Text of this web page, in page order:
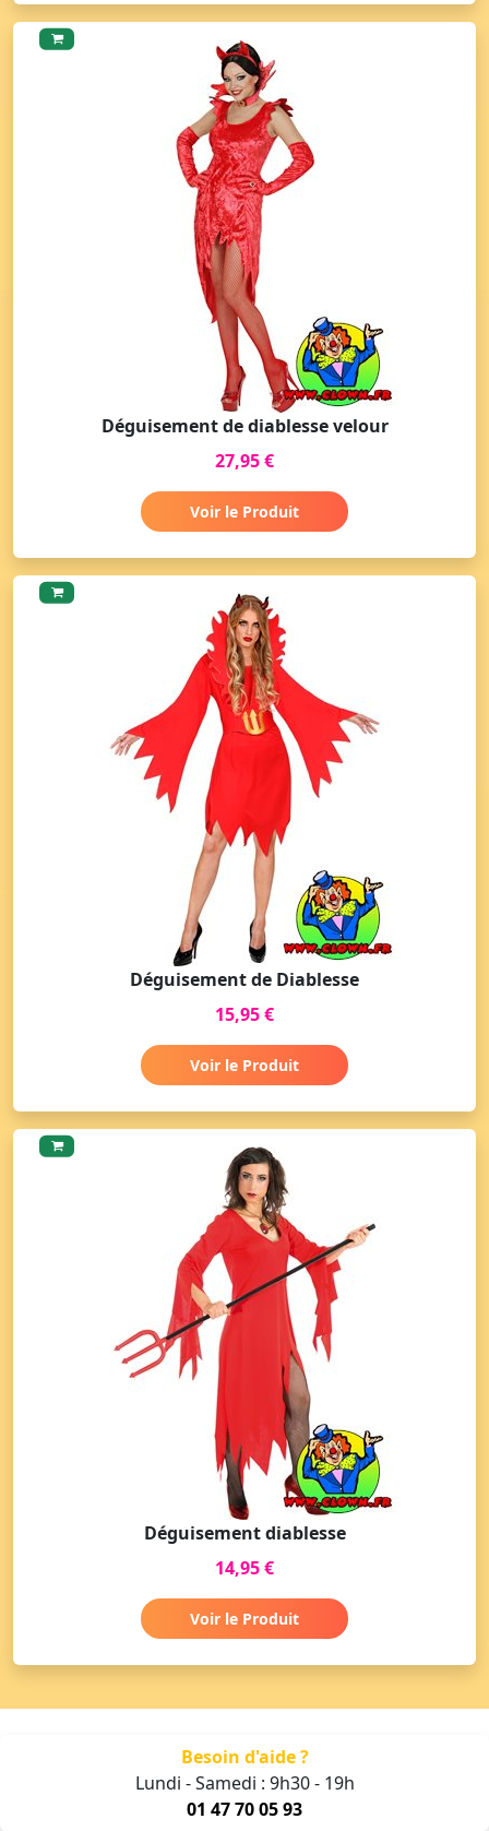
Déguisement de diablesse velour
27,95 €
Voir le Produit
Déguisement de Diablesse
15,95 €
Voir le Produit
Déguisement diablesse
14,95 €
Voir le Produit
Besoin d'aide ?
Lundi - Samedi : 9h30 - 19h
01 47 70 05 93